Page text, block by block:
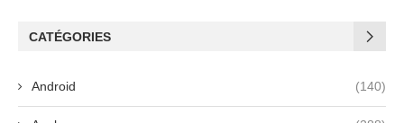
CATÉGORIES
Android (140)